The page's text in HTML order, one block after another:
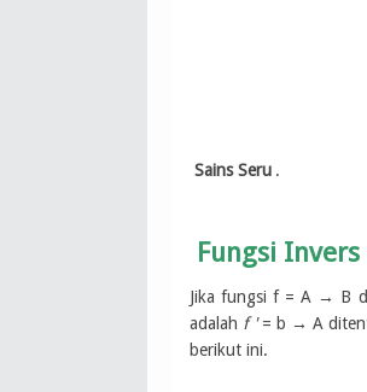
Sains Seru .
Fungsi Invers
Jika fungsi f = A → B
adalah f ' = b → A
berikut ini.